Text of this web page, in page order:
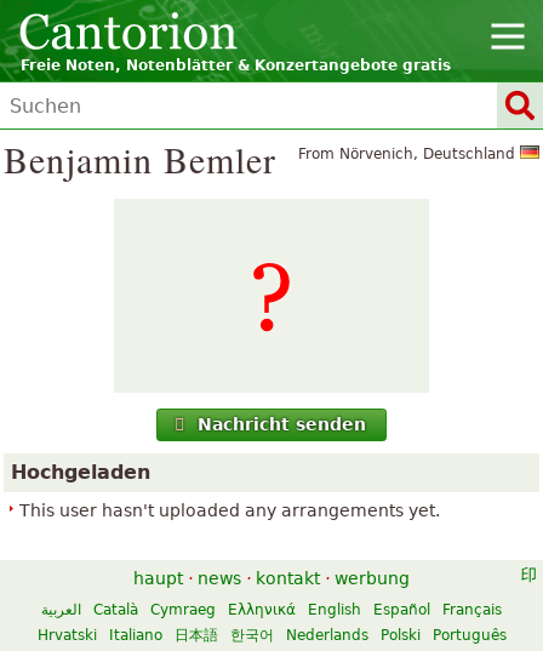
Freie Noten, Notenblätter & Konzertangebote gratis
From Nörvenich, Deutschland
Benjamin Bemler
Nachricht senden
Hochgeladen
This user hasn't uploaded any arrangements yet.
haupt · news · kontakt · werbung
العربية Català Cymraeg Ελληνικά English Español
Français
Hrvatski
Italiano 日本語 한국어 Nederlands Polski
Português